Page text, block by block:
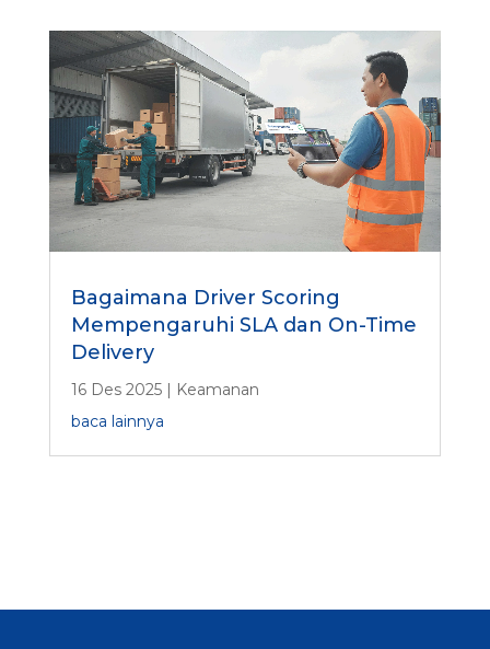
Bagaimana Driver Scoring
Mempengaruhi SLA dan On-Time
Delivery
16 Des 2025| Keamanan
baca lainnya